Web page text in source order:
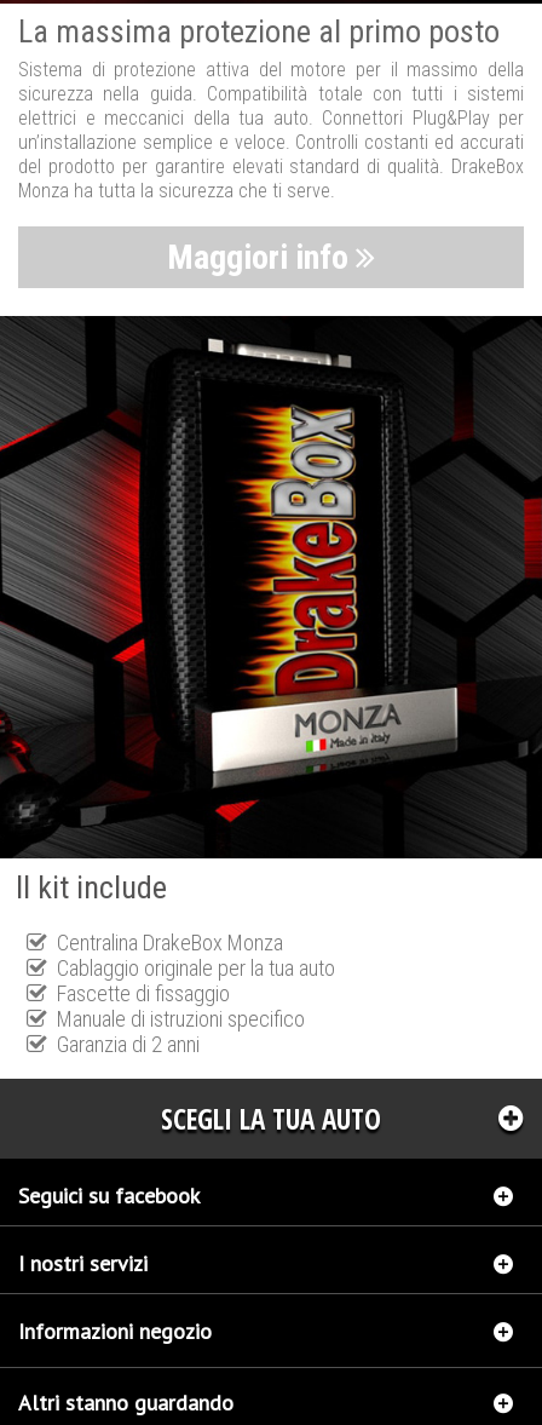
La massima protezione al primo posto
Sistema di protezione attiva del motore per il massimo della
sicurezza nella guida. Compatibilità totale con tutti i sistemi
elettrici e meccanici della tua auto. Connettori Plug&Play per
un’installazione semplice e veloce. Controlli costanti ed accurati
del prodotto per garantire elevati standard di qualità. DrakeBox
Monza ha tutta la sicurezza che ti serve.
Maggiori info
Il kit include
Centralina DrakeBox Monza
Cablaggio originale per la tua auto
Fascette di fissaggio
Manuale di istruzioni specifico
Garanzia di 2 anni
SCEGLI LA TUA AUTO
Seguici su facebook
I nostri servizi
Informazioni negozio
Altri stanno guardando